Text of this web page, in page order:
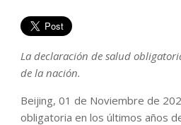
La declaración de salud
de la nación.
Beijing, 01 de Noviembre de
obligatoria en los últimos años